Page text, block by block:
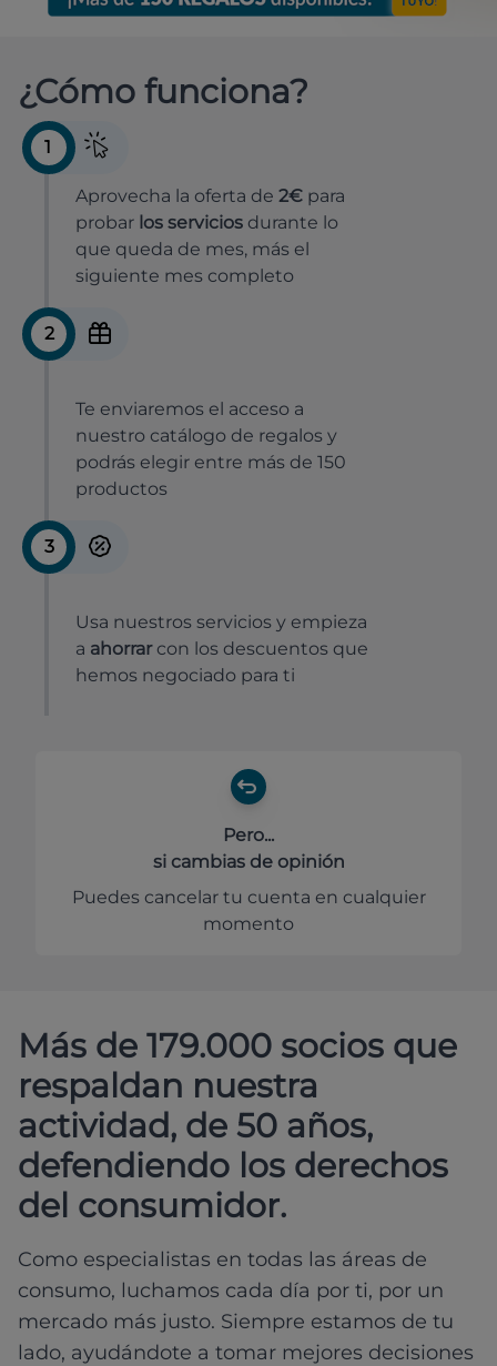
¿Cómo funciona?
1
Aprovecha la oferta de 2€ para
probar los servicios durante lo
que queda de mes, más el
siguiente mes completo
2
Te enviaremos el acceso a
nuestro catálogo de regalos y
podrás elegir entre más de 150
productos
3
Usa nuestros servicios y empieza
a ahorrar con los descuentos que
hemos negociado para ti
Pero...
si cambias de opinión
Puedes cancelar tu cuenta en cualquier
momento
Más de 179.000 socios que
respaldan nuestra
actividad, de 50 años,
defendiendo los derechos
del consumidor.
Como especialistas en todas las áreas de
consumo, luchamos cada día por ti, por un
mercado más justo. Siempre estamos de tu
lado, ayudándote a tomar mejores decisiones